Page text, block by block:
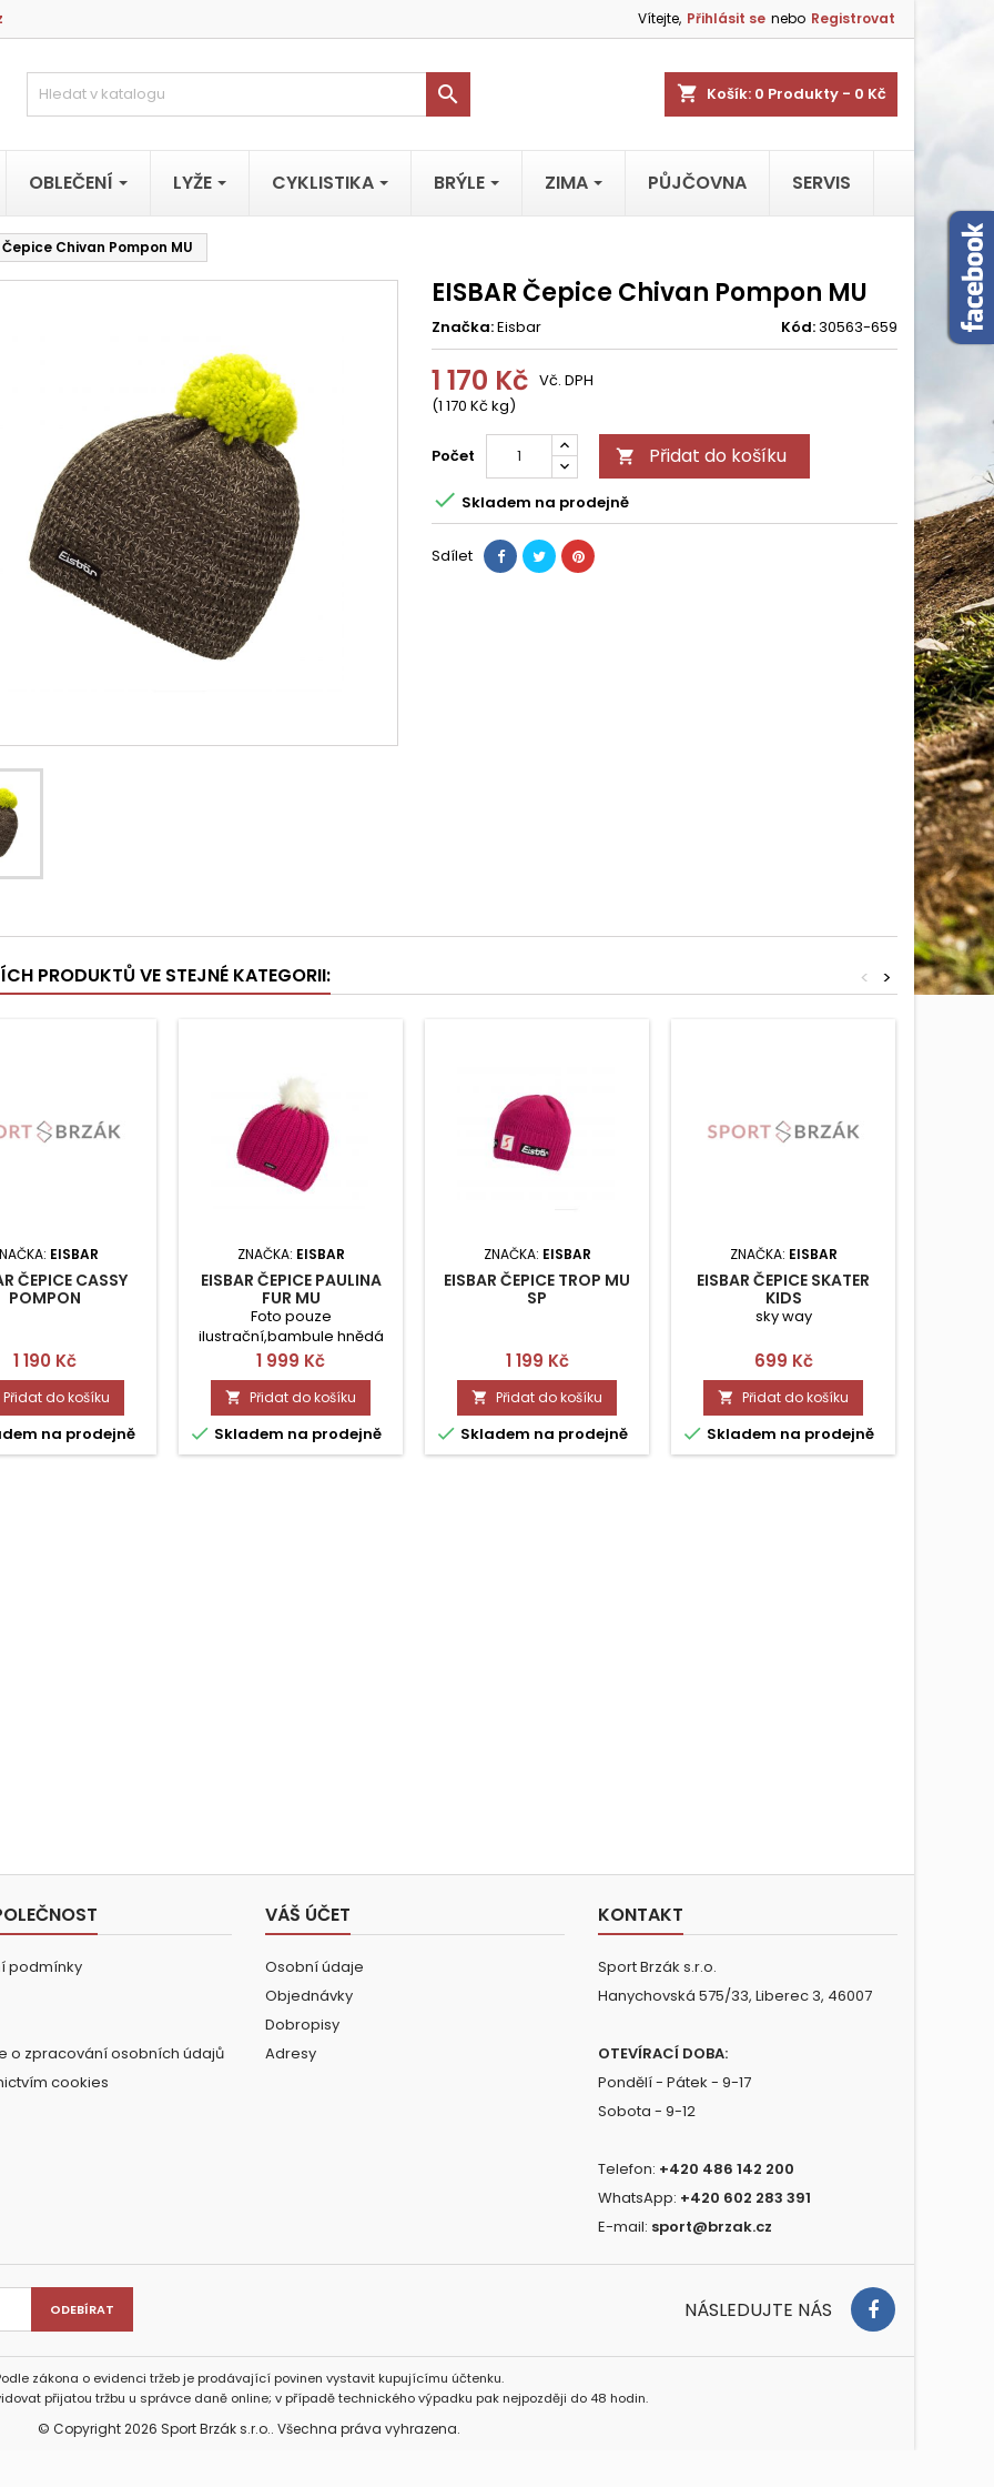
Vítejte, Přihlásit se nebo Registrovat
shopping_cart Košík: 0 Produkty - 0 Kč

OBLEČENÍ LYŽE CYKLISTIKA BRÝLE ZIMA PŮJČOVNA SERVIS
Čepice Chivan Pompon MU
EISBAR Čepice Chivan Pompon MU
Značka:Eisbar Kód:30563-659
1 170 Kč
(1 170 Kč kg)
Vč. DPH
Počet  Přidat do košíku
 Skladem na prodejně
Sdílet
PRODUKTŮ VE STEJNÉ KATEGORII: >
<
EISBAR
ČEPICE CASSY
POMPON
Cena
1 190 Kč
Přidat do košíku
na prodejně
ZNAČKA: EISBAR
EISBAR ČEPICE PAULINA
FUR MU
Foto pouze
ilustrační,bambule hnědá
kožešina
Cena
1 999 Kč
 Přidat do košíku
 Skladem na prodejně
ZNAČKA: EISBAR
EISBAR ČEPICE TROP MU
SP
Cena
1 199 Kč
 Přidat do košíku
 Skladem na prodejně
ZNAČKA: EISBAR
EISBAR ČEPICE SKATER
KIDS
sky way
Cena
699 Kč
 Přidat do košíku
 Skladem na prodejně
podmínky
o zpracování osobních údajů
cookies
VÁŠ ÚČET
Osobní údaje
Objednávky
Dobropisy
Adresy
KONTAKT
Sport Brzák s.r.o.
Hanychovská 575/33, Liberec 3, 46007
OTEVÍRACÍ DOBA:
Pondělí - Pátek - 9-17
Sobota - 9-12
Telefon: +420 486 142 200
WhatsApp: +420 602 283 391
E-mail: sport@brzak.cz
NÁSLEDUJTE NÁS
zákona o evidenci tržeb je prodávající povinen vystavit kupujícímu účtenku.
přijatou tržbu u správce daně online; v případě technického výpadku pak nejpozději do 48 hodin.
© Copyright 2026 Sport Brzák s.r.o.. Všechna práva vyhrazena.